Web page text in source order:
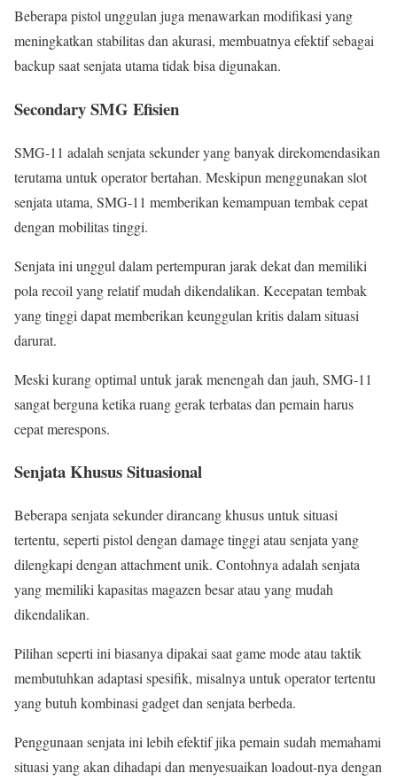
Beberapa pistol unggulan juga menawarkan modifikasi yang
meningkatkan stabilitas dan akurasi, membuatnya efektif sebagai
backup saat senjata utama tidak bisa digunakan.
Secondary SMG Efisien
SMG-11 adalah senjata sekunder yang banyak direkomendasikan
terutama untuk operator bertahan. Meskipun menggunakan slot
senjata utama, SMG-11 memberikan kemampuan tembak cepat
dengan mobilitas tinggi.
Senjata ini unggul dalam pertempuran jarak dekat dan memiliki
pola recoil yang relatif mudah dikendalikan. Kecepatan tembak
yang tinggi dapat memberikan keunggulan kritis dalam situasi
darurat.
Meski kurang optimal untuk jarak menengah dan jauh, SMG-11
sangat berguna ketika ruang gerak terbatas dan pemain harus
cepat merespons.
Senjata Khusus Situasional
Beberapa senjata sekunder dirancang khusus untuk situasi
tertentu, seperti pistol dengan damage tinggi atau senjata yang
dilengkapi dengan attachment unik. Contohnya adalah senjata
yang memiliki kapasitas magazen besar atau yang mudah
dikendalikan.
Pilihan seperti ini biasanya dipakai saat game mode atau taktik
membutuhkan adaptasi spesifik, misalnya untuk operator tertentu
yang butuh kombinasi gadget dan senjata berbeda.
Penggunaan senjata ini lebih efektif jika pemain sudah memahami
situasi yang akan dihadapi dan menyesuaikan loadout-nya dengan